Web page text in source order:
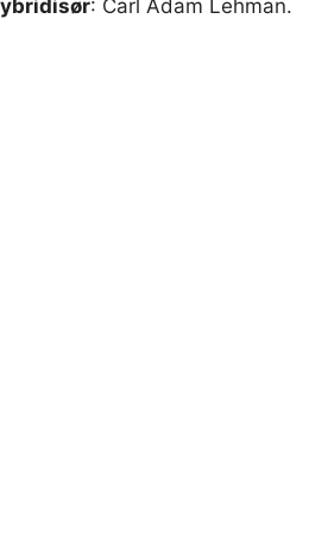
: Carl Adam Lehman.